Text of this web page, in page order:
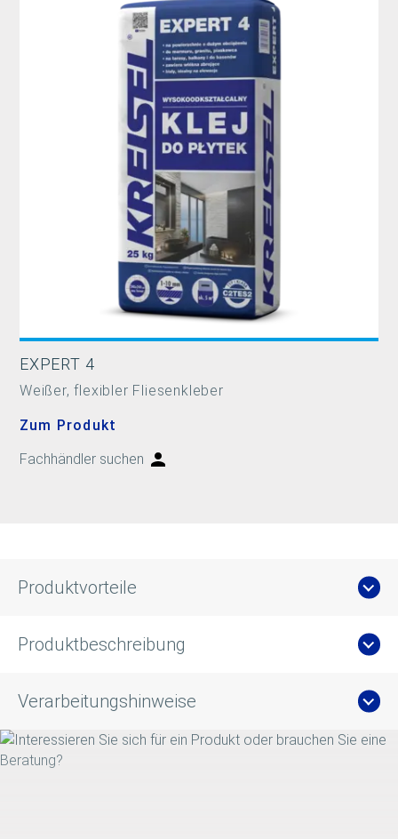
EXPERT 4
Weißer, flexibler Fliesenkleber
Zum Produkt
Fachhändler suchen
Produktvorteile
Produktbeschreibung
Verarbeitungshinweise